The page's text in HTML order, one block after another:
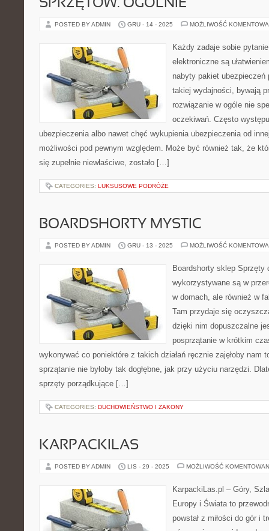
SPRZĘTÓW. OGÓLNIE
POSTED BY ADMIN GRU - 14 - 2025 MOŻLIWOŚĆ
Każdy zadaje sobie
elektroniczne są
nabyty pakiet ubezpieczeń
takiej wydajności, bywają
rozwiązanie w ogóle nie
oczekiwań. Często
ubezpieczenia albo nawet chęć wykupienia ubezpieczenia od
możliwości pod pewnym względem. Może być również tak, że
się zupełnie niewłaściwe, zostało […]
CATEGORIES: LUKSUSOWE PODRÓŻE
BOARDSHORTY MYSTIC
POSTED BY ADMIN GRU - 13 - 2025 MOŻLIWOŚĆ
Boardshorty sklep Sprzęty
wykorzystywane są w
w domach, ale również w
Tam przydaje się
dzięki nim dopuszczalne
posprzątanie w krótkim
wykonywać co poniektóre z takich działań ręcznie zajęłoby nam
sprzątanie nie byłoby tak dogłębne, jak przy użyciu narzędzi.
sprzęty porządkujące […]
CATEGORIES: DUCHOWIEŃSTWO I ZAKONY
KARPACKILAS
POSTED BY ADMIN LIS - 29 - 2025 MOŻLIWOŚĆ
KarpackiLas.pl – Góry,
Europy i Świata to
powstał z miłości do gór i